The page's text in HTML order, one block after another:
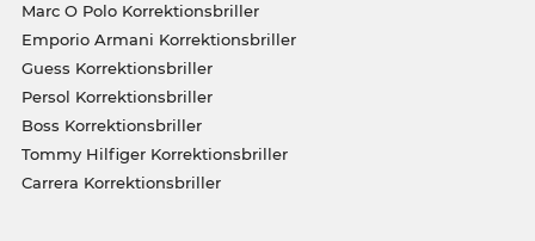
Marc O Polo Korrektionsbriller
Emporio Armani Korrektionsbriller
Guess Korrektionsbriller
Persol Korrektionsbriller
Boss Korrektionsbriller
Tommy Hilfiger Korrektionsbriller
Carrera Korrektionsbriller